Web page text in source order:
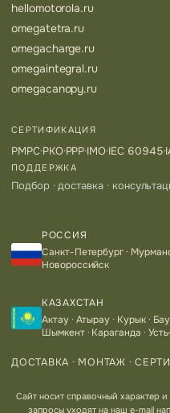
hellomotorola.ru
omegatetra.ru
omegacharge.ru
omegaintegral.ru
omegacanopy.ru
СЕРТИФИКАЦИЯ
РМРС·РКО·РРР·IMO·IEC 60945·
ПОДДЕРЖКА
Подбор · доставка ·
РОССИЯ
Санкт-Петербург ·
Новороссийск
КАЗАХСТАН
Актау · Атырау · Курык ·
Шымкент · Караганда ·
ДОСТАВКА · МОНТАЖ ·
Сайт носит справочный характер
запросы уходят на наш e-mail